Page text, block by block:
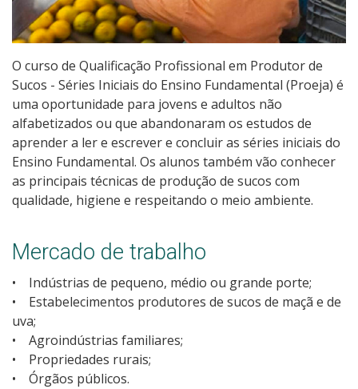
Transferências e retornos
PartiuIF
Parcerias
Processo de Inscrição
Calendário de inscrições
Processos Seletivos
O curso de Qualificação Profissional em Produtor de
Sucos - Séries Iniciais do Ensino Fundamental (Proeja) é
uma oportunidade para jovens e adultos não
alfabetizados ou que abandonaram os estudos de
aprender a ler e escrever e concluir as séries iniciais do
Ensino Fundamental. Os alunos também vão conhecer
as principais técnicas de produção de sucos com
qualidade, higiene e respeitando o meio ambiente.
Mercado de trabalho
• Indústrias de pequeno, médio ou grande porte;
• Estabelecimentos produtores de sucos de maçã e de
uva;
• Agroindústrias familiares;
• Propriedades rurais;
• Órgãos públicos.